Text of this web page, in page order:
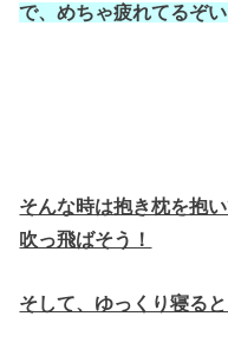
で、めちゃ疲れてるぞ
そんな時は抱き枕を抱
吹っ飛ばそう！
そして、ゆっくり寝る